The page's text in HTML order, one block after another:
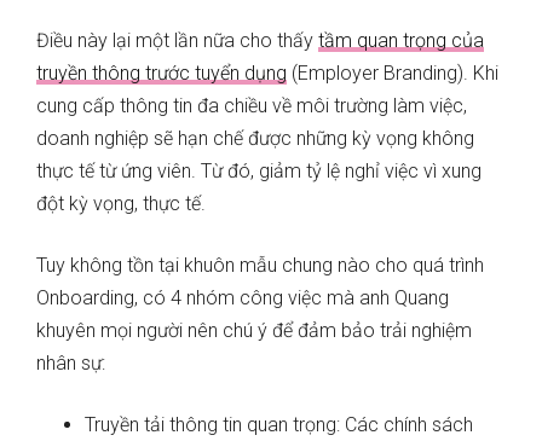
Điều này lại một lần nữa cho thấy tầm quan trọng của
truyền thông trước tuyển dụng (Employer Branding). Khi
cung cấp thông tin đa chiều về môi trường làm việc,
doanh nghiệp sẽ hạn chế được những kỳ vọng không
thực tế từ ứng viên. Từ đó, giảm tỷ lệ nghỉ việc vì xung
đột kỳ vọng, thực tế.
Tuy không tồn tại khuôn mẫu chung nào cho quá trình
Onboarding, có 4 nhóm công việc mà anh Quang
khuyên mọi người nên chú ý để đảm bảo trải nghiệm
nhân sự:
Truyền tải thông tin quan trọng: Các chính sách